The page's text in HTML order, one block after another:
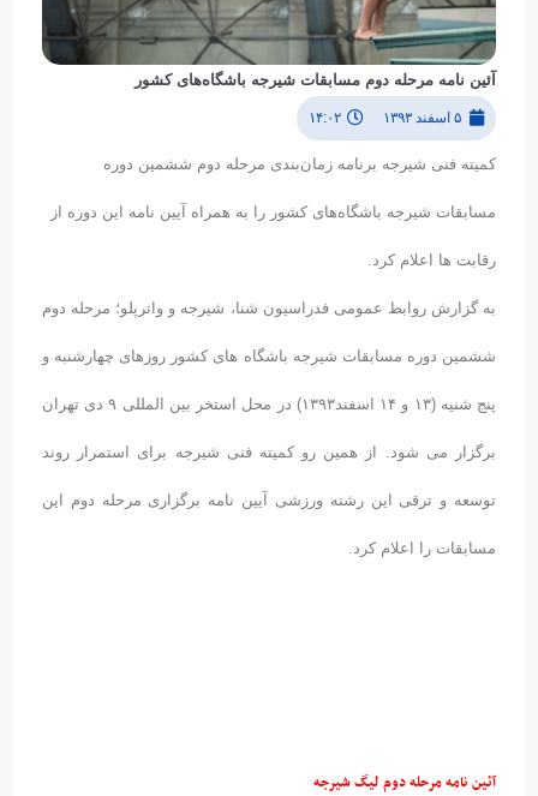
آئین نامه مرحله دوم مسابقات شیرجه باشگاه‌های کشور
۵ اسفند ۱۳۹۳ ۱۴:۰۲
کمیته فنی شیرجه برنامه زمان‌بندی مرحله دوم ششمین دوره
مسابقات شیرجه باشگاه‌های کشور را به همراه آیین نامه این دوره از
رقابت ها اعلام کرد.
به گزارش روابط عمومی فدراسیون شنا، شیرجه و واترپلو؛ مرحله دوم
ششمین دوره مسابقات شیرجه باشگاه های کشور روزهای چهارشنبه و
پنج شنیه (۱۳ و ۱۴ اسفند۱۳۹۳) در محل استخر بین المللی ۹ دی تهران
برگزار می شود. از همین رو کمیته فنی شیرجه برای استمرار روند
توسعه و ترقی این رشته ورزشی آیین نامه برگزاری مرحله دوم این
مسابقات را اعلام کرد.
آئین نامه مرحله دوم لیگ شیرجه